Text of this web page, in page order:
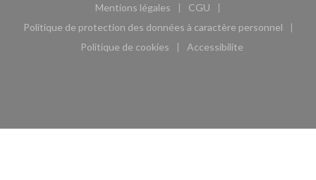
Mentions légales
((ouvre une nouvelle fenêtre))
CGU
((ouvre une nouvelle
Politique de protection des données à caractère personnel
((ouvre une nouvelle fenêtre))
Politique de cookies
((ouvre une nouvelle fenêtre))
Accessibilite